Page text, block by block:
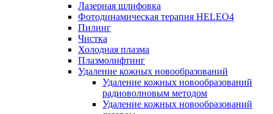
Лазерная шлифовка
Фотодинамическая терапия HELEO4
Пилинг
Чистка
Холодная плазма
Плазмолифтинг
Удаление кожных новообразований
Удаление кожных новообразований
радиоволновым методом
Удаление кожных новообразований